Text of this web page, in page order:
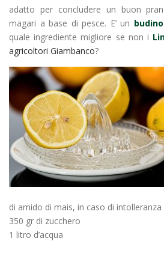
adatto per concludere un buon
magari a base di pesce. E’ un
quale ingrediente migliore se non i
agricoltori Giambanco?
di amido di mais, in caso di intolleranza
350 gr di zucchero
1 litro d’acqua